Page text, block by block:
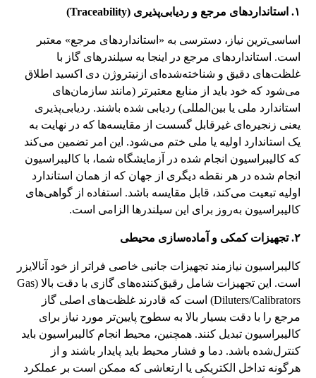
۱. استانداردهای مرجع و ردیابی‌پذیری (Traceability)
اساسی‌ترین نیاز، دسترسی به «استانداردهای مرجع» معتبر
است. استانداردهای مرجع در اینجا به سیلندرهای گاز با
غلظت‌های دقیق و شناخته‌شده‌ای ازنیتروژن دی اکسید اطلاق
می‌شود که خود باید از منابع معتبر‌تر (مانند سازمان‌های
استاندارد ملی یا بین‌المللی) ردیابی شده باشند. ردیابی‌پذیری
یعنی زنجیره‌ای غیرقابل گسست از مقایسه‌ها که در نهایت به
یک استاندارد اولیه یا ملی ختم می‌شود. این امر تضمین می‌کند
که کالیبراسیون انجام شده در آزمایشگاه شما، با کالیبراسیون
انجام شده در هر نقطه دیگری از جهان که از همان استاندارد
اولیه تبعیت می‌کند، قابل مقایسه باشد. استفاده از گواهی‌های
کالیبراسیون به‌روز برای این سیلندرها الزامی است.
۲. تجهیزات کمکی و آماده‌سازی محیطی
کالیبراسیون نیازمند تجهیزات جانبی خاصی فراتر از خود آنالایزر
است. این تجهیزات شامل رقیق‌کننده‌های گازی با دقت بالا (Gas
Diluters/Calibrators) است که قادرند غلظت‌های اصلی گاز
مرجع را با دقت بسیار بالا به سطوح پایین‌تر مورد نیاز برای
کالیبراسیون تبدیل کنند. همچنین، محیط انجام کالیبراسیون باید
کنترل‌شده باشد. دما و فشار محیط باید پایدار باشند و از
هرگونه تداخل الکتریکی یا ارتعاشی که ممکن است بر عملکرد